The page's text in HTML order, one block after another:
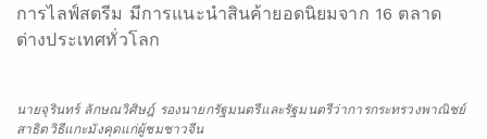
การไลฟ์สตรีม มีการแนะนำสินค้ายอดนิยมจาก 16 ตลาด
ต่างประเทศทั่วโลก
นายจุรินทร์ ลักษณวิศิษฎ์ รองนายกรัฐมนตรีและรัฐมนตรีว่าการกระทรวงพาณิชย์
สาธิตวิธีแกะมังคุดแก่ผู้ชมชาวจีน